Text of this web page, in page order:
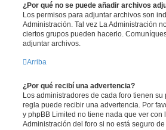
¿Por qué no se puede añadir archivos
Los permisos para adjuntar archivos son
Administración. Tal vez La Administración
ciertos grupos pueden hacerlo.
adjuntar archivos.
Arriba
¿Por qué recibí una advertencia?
Los administradores de cada foro tienen
regla puede recibir una advertencia. Por
y phpBB Limited no tiene nada que ver
Administración del foro si no está seguro